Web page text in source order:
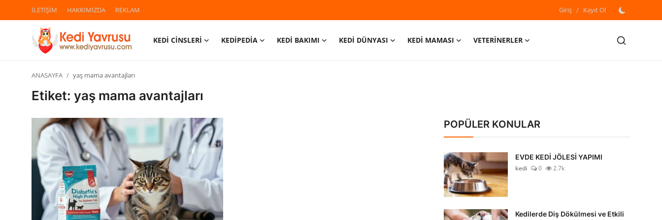
İLETİŞİM HAKKIMIZDA REKLAM Giriş / Kayıt Ol
KEDİ CİNSLERİ KEDİPEDİA KEDİ BAKIMI KEDİ DÜNYASI KEDİ MAMASI
VETERİNERLER
Giriş
REKLAM
KEDİ CİNSLERİ
KEDİPEDİA
KEDİ BAKIMI
ANASAYFA yaş mama avantajları
Etiket: yaş mama avantajları
POPÜLER KONULAR
EVDE KEDİ JÖLESİ YAPIMI
kedi
0 2.7k
Kedilerde Diş Dökülmesi ve Etkili